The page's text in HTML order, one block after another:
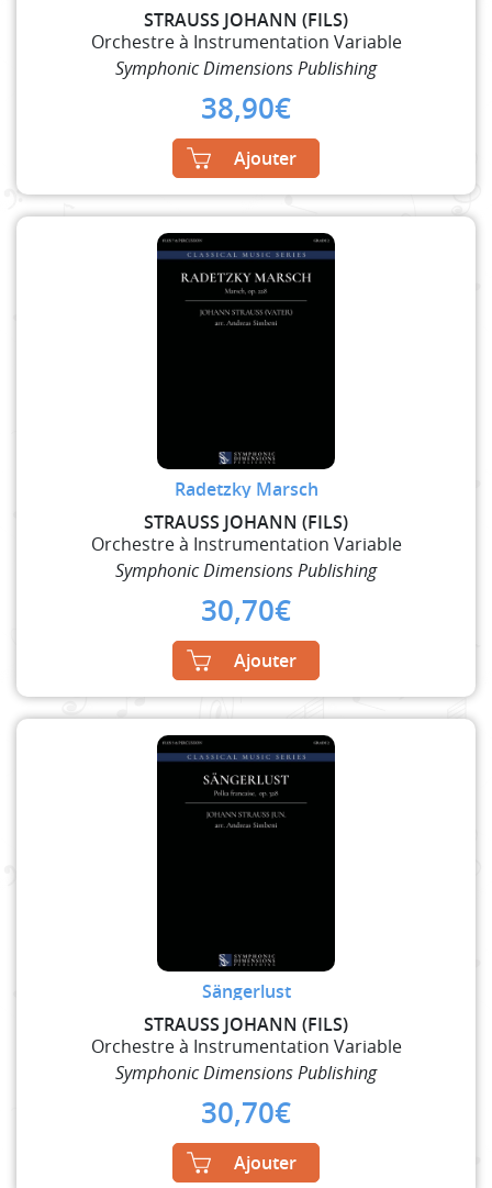
STRAUSS JOHANN (FILS)
Orchestre à Instrumentation Variable
Symphonic Dimensions Publishing
38,90€
Ajouter
Radetzky Marsch
STRAUSS JOHANN (FILS)
Orchestre à Instrumentation Variable
Symphonic Dimensions Publishing
30,70€
Ajouter
Sängerlust
STRAUSS JOHANN (FILS)
Orchestre à Instrumentation Variable
Symphonic Dimensions Publishing
30,70€
Ajouter